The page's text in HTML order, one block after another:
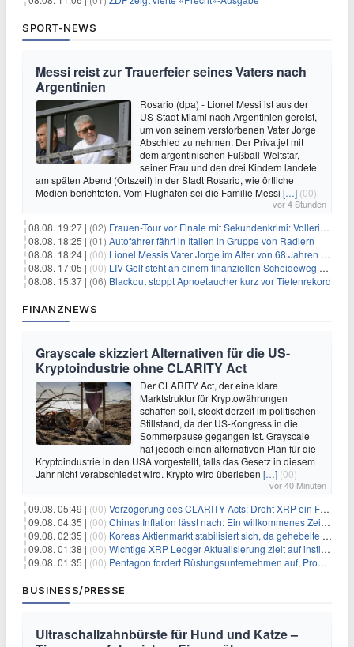
SPORT-NEWS
Messi reist zur Trauerfeier seines Vaters nach
Argentinien
Rosario (dpa) - Lionel Messi ist aus der
US-Stadt Miami nach Argentinien gereist,
um von seinem verstorbenen Vater Jorge
Abschied zu nehmen. Der Privatjet mit
dem argentinischen Fußball-Weltstar,
seiner Frau und den drei Kindern landete
am späten Abend (Ortszeit) in der Stadt Rosario, wie örtliche
Medien berichteten. Vom Flughafen sei die Familie Messi […] (00)
vor 4 Stunden
08.08. 19:27 | (02) Frauen-Tour vor Finale mit Sekundenkrimi: Vollering in Gelb
08.08. 18:25 | (01) Autofahrer fährt in Italien in Gruppe von Radlern
08.08. 18:24 | (00) Lionel Messis Vater Jorge im Alter von 68 Jahren gestorben
08.08. 17:05 | (00) LIV Golf steht an einem finanziellen Scheideweg auf der Suche nach neuen Investitionen
08.08. 15:37 | (06) Blackout stoppt Apnoetaucher kurz vor Tiefenrekord
FINANZNEWS
Grayscale skizziert Alternativen für die US-
Kryptoindustrie ohne CLARITY Act
Der CLARITY Act, der eine klare
Marktstruktur für Kryptowährungen
schaffen soll, steckt derzeit im politischen
Stillstand, da der US-Kongress in die
Sommerpause gegangen ist. Grayscale
hat jedoch einen alternativen Plan für die
Kryptoindustrie in den USA vorgestellt, falls das Gesetz in diesem
Jahr nicht verabschiedet wird. Krypto wird überleben […] (00)
vor 40 Minuten
09.08. 05:49 | (00) Verzögerung des CLARITY Acts: Droht XRP ein Fall unter die $1-Marke?
09.08. 04:35 | (00) Chinas Inflation lässt nach: Ein willkommenes Zeichen für Investoren angesichts der Folgen des Öl-Schocks
09.08. 02:35 | (00) Koreas Aktienmarkt stabilisiert sich, da gehebelte Positionen abgebaut werden
09.08. 01:38 | (00) Wichtige XRP Ledger Aktualisierung zielt auf institutionelle Akzeptanz ab
09.08. 01:35 | (00) Pentagon fordert Rüstungsunternehmen auf, Produktion angesichts eskalierender globaler Spannungen zu steigern
BUSINESS/PRESSE
Ultraschallzahnbürste für Hund und Katze –